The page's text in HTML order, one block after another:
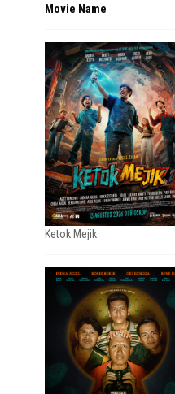
Movie Name
Ketok Mejik